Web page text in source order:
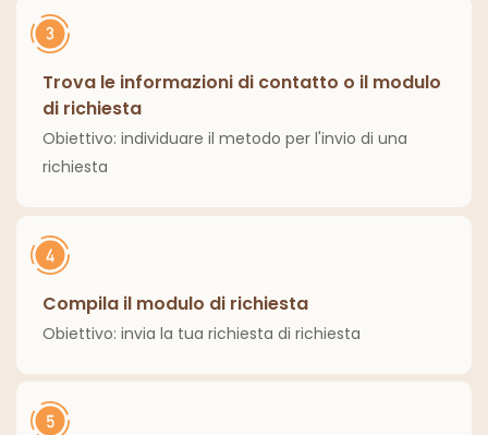
Trova le informazioni di contatto o il modulo
di richiesta
Obiettivo: individuare il metodo per l'invio di una
richiesta
Compila il modulo di richiesta
Obiettivo: invia la tua richiesta di richiesta